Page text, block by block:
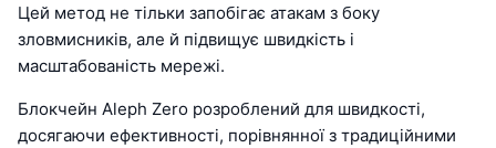
Цей метод не тільки запобігає атакам з боку
зловмисників, але й підвищує швидкість і
масштабованість мережі.
Блокчейн Aleph Zero розроблений для швидкості,
досягаючи ефективності, порівнянної з традиційними